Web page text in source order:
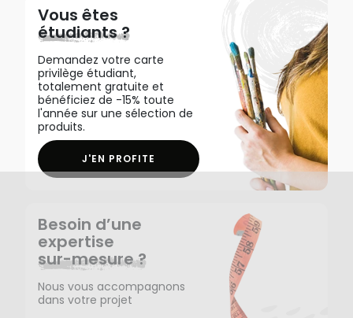
Vous êtes
étudiants ?
Demandez votre carte
privilège étudiant,
totalement gratuite et
bénéficiez de -15% toute
l'année sur une sélection de
produits.
J'EN PROFITE
Besoin d’une
expertise
sur-mesure ?
Nous vous accompagnons
dans votre projet